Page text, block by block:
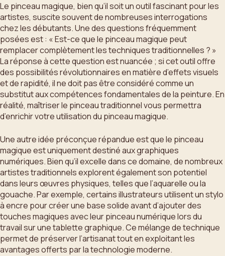
Le pinceau magique, bien qu’il soit un outil fascinant pour les
artistes, suscite souvent de nombreuses interrogations
chez les débutants. Une des questions fréquemment
posées est : « Est-ce que le pinceau magique peut
remplacer complètement les techniques traditionnelles ? »
La réponse à cette question est nuancée ; si cet outil offre
des possibilités révolutionnaires en matière d’effets visuels
et de rapidité, il ne doit pas être considéré comme un
substitut aux compétences fondamentales de la peinture. En
réalité, maîtriser le pinceau traditionnel vous permettra
d’enrichir votre utilisation du pinceau magique.
Une autre idée préconçue répandue est que le pinceau
magique est uniquement destiné aux graphiques
numériques. Bien qu’il excelle dans ce domaine, de nombreux
artistes traditionnels explorent également son potentiel
dans leurs œuvres physiques, telles que l’aquarelle ou la
gouache. Par exemple, certains illustrateurs utilisent un stylo
à encre pour créer une base solide avant d’ajouter des
touches magiques avec leur pinceau numérique lors du
travail sur une tablette graphique. Ce mélange de technique
permet de préserver l’artisanat tout en exploitant les
avantages offerts par la technologie moderne.